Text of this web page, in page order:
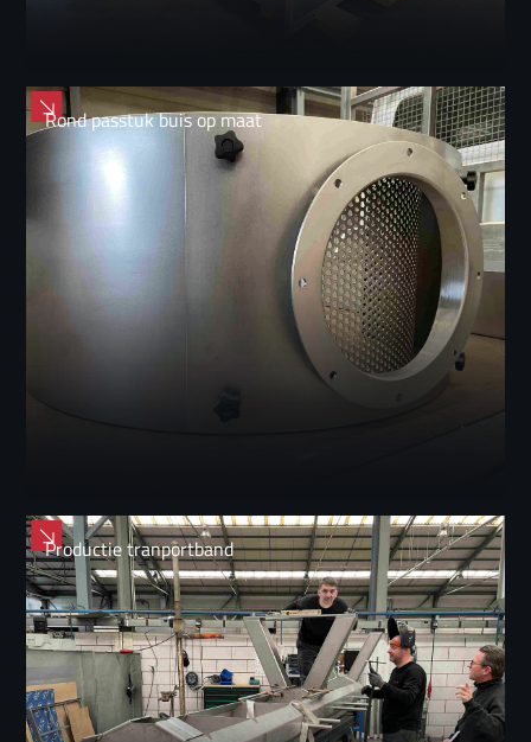
Rond passtuk buis op maat
Productie tranportband